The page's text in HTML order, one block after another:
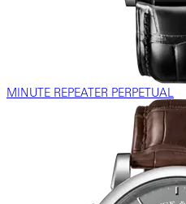
MINUTE REPEATER PERPETUAL